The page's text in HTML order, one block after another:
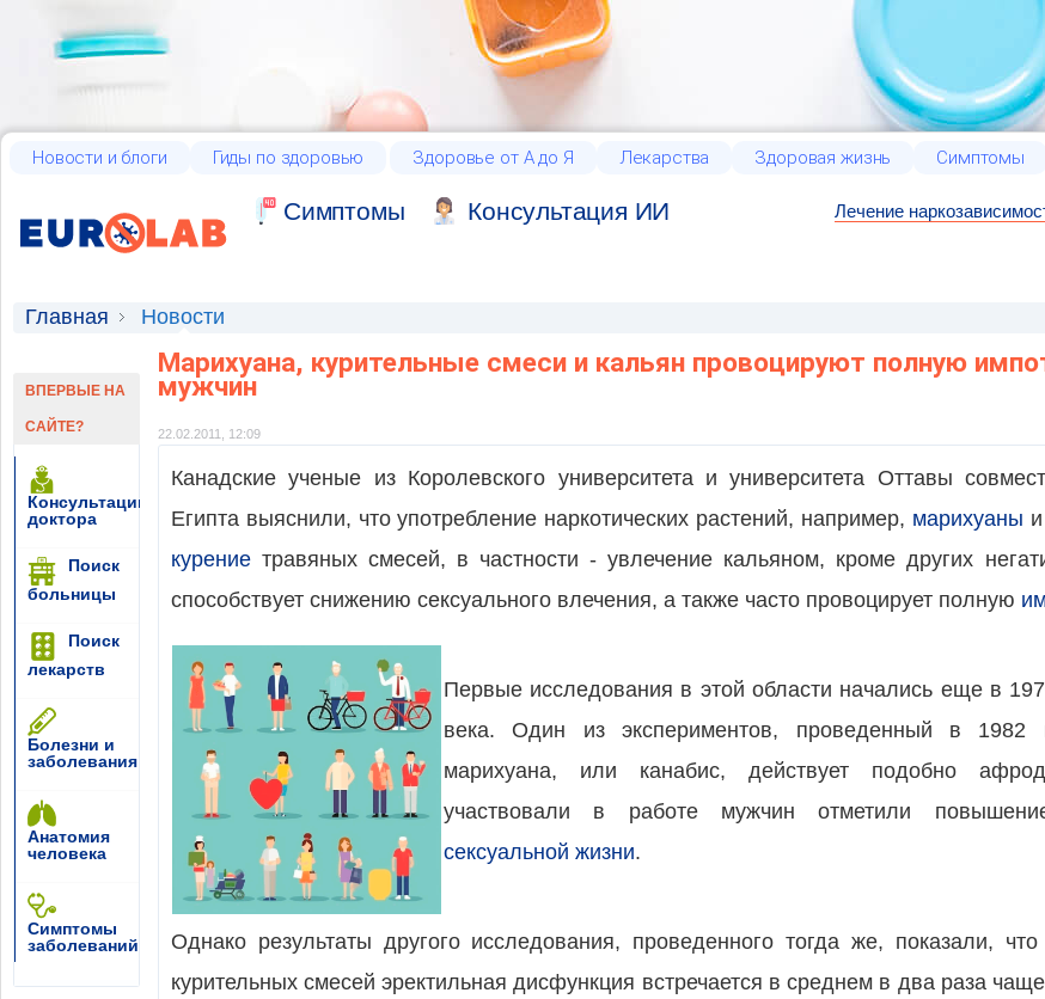
Новости и блоги Гиды по здоровью Здоровье от А до Я Лекарства Здоровая жизнь Симптомы
Cимптомы Консультация ИИ Лечение
Главная Новости
ВПЕРВЫЕ НА
САЙТЕ?
Консультации
доктора
Поиск
больницы
Поиск
лекарств
Болезни и
заболевания
Анатомия
человека
Симптомы
заболеваний
Марихуана, курительные смеси и кальян провоцируют полную
мужчин
22.02.2011, 12:09
Канадские ученые из Королевского университета и университета Оттавы
Египта выяснили, что употребление наркотических растений, например, марихуаны
курениетравяных смесей, в частности - увлечение кальяном, кроме других
способствует снижению сексуального влечения, а также часто провоцирует полную
Первые исследования в этой области начались еще в
века. Один из экспериментов, проведенный в 1982
марихуана, или канабис, действует подобно
участвовали в работе мужчин отметили
сексуальной жизни.
Однако результаты другого исследования, проведенного тогда же, показали,
курительных смесей эректильная дисфункция встречается в среднем в два раза